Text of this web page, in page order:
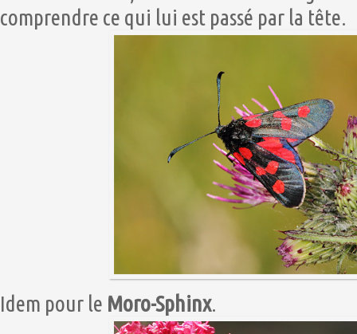
comprendre ce qui lui est passé par la tête.
Idem pour le Moro-Sphinx.